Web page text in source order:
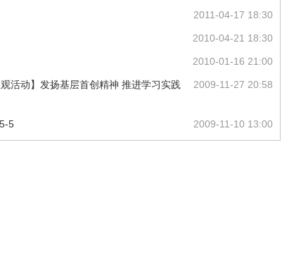
2011-04-17 18:30
2010-04-21 18:30
2010-01-16 21:00
2009-11-27 20:58
活动】发扬基层首创精神 推进学习实践
2009-11-10 13:00
5